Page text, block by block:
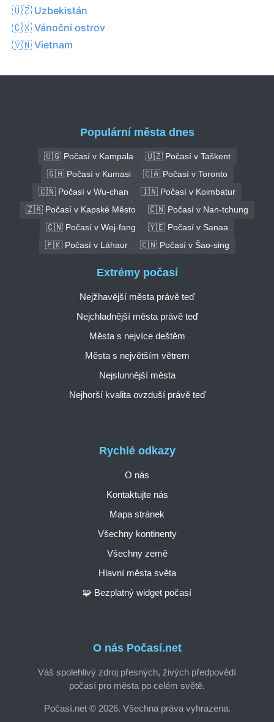
🇺🇿 Uzbekistán
🇨🇽 Vánoční ostrov
🇻🇳 Vietnam
Populární města dnes
🇺🇬 Počasí v Kampala
🇺🇿 Počasí v Taškent
🇬🇭 Počasí v Kumasi
🇨🇦 Počasí v Toronto
🇨🇳 Počasí v Wu-chan
🇮🇳 Počasí v Koimbatur
🇿🇦 Počasí v Kapské Město
🇨🇳 Počasí v Nan-tchung
🇨🇳 Počasí v Wej-fang
🇾🇪 Počasí v Sanaa
🇵🇰 Počasí v Láhaur
🇨🇳 Počasí v Šao-sing
O nás Počasí.net
Váš spolehlivý zdroj přesných, živých předpovědí
počasí pro města po celém světě.
Počasí.net © 2026. Všechna práva vyhrazena.
Rychlé odkazy
O nás
Kontaktujte nás
Mapa stránek
Všechny kontinenty
Všechny země
Hlavní města světa
🧩 Bezplatný widget počasí
Extrémy počasí
Nejžhavější města právě teď
Nejchladnější města právě teď
Města s nejvíce deštěm
Města s největším větrem
Nejslunnější města
Nejhorší kvalita ovzduší právě teď